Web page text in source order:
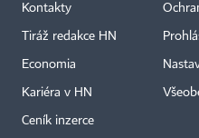
Kontakty
Tiráž redakce HN
Economia
Kariéra v HN
Ceník inzerce